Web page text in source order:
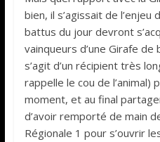
bien, il s’agissait de l’enjeu
battus du jour devront
vainqueurs d’une Girafe
s’agit d’un récipient très
rappelle le cou de l’animal)
moment, et au final
d’avoir remporté de main
Régionale 1 pour s’ouvrir